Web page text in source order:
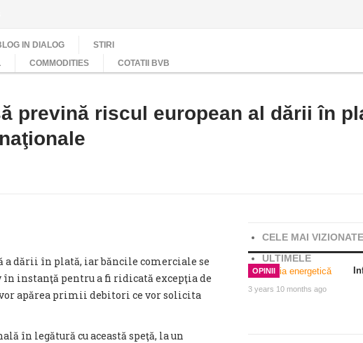
IN DIALOG
STIRI
COMMODITIES COTATII BVB
prevină riscul european al dării în
a dării în plată, iar băncile comerciale se
în instanţă pentru a fi ridicată excepţia de
apărea primii debitori ce vor solicita
în legătură cu această speţă, la un
CELE MAI VIZIONATE
ULTIMELE
OPINII
3 years 10 months ago